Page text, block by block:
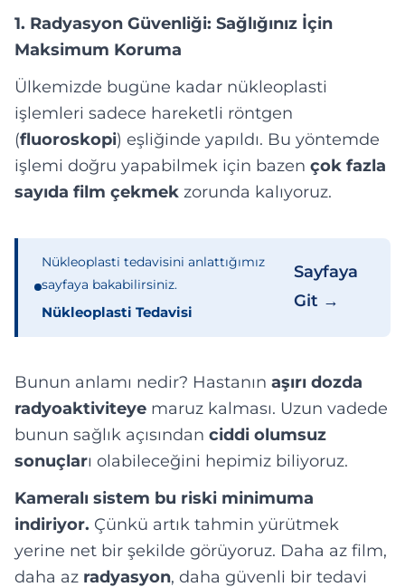
1. Radyasyon Güvenliği: Sağlığınız İçin
Maksimum Koruma
Ülkemizde bugüne kadar nükleoplasti
işlemleri sadece hareketli röntgen
(fluoroskopi) eşliğinde yapıldı. Bu yöntemde
işlemi doğru yapabilmek için bazen çok fazla
sayıda film çekmek zorunda kalıyoruz.
Nükleoplasti tedavisini anlattığımız
sayfaya bakabilirsiniz.
Nükleoplasti Tedavisi
Sayfaya
Git →
Bunun anlamı nedir? Hastanın aşırı dozda
radyoaktiviteye maruz kalması. Uzun vadede
bunun sağlık açısından ciddi olumsuz
sonuçları olabileceğini hepimiz biliyoruz.
Kameralı sistem bu riski minimuma
indiriyor. Çünkü artık tahmin yürütmek
yerine net bir şekilde görüyoruz. Daha az film,
daha az radyasyon, daha güvenli bir tedavi